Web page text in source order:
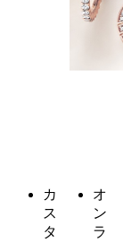
カ
ス
タ
オ
ン
ラ